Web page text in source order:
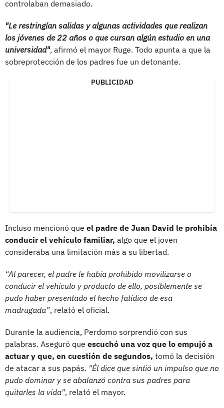
controlaban demasiado.
"Le restringían salidas y algunas actividades que realizan
los jóvenes de 22 años o que cursan algún estudio en una
universidad", afirmó el mayor Ruge. Todo apunta a que la
sobreprotección de los padres fue un detonante.
PUBLICIDAD
Incluso mencionó que el padre de Juan David le prohibía
conducir el vehículo familiar, algo que el joven
consideraba una limitación más a su libertad.
“Al parecer, el padre le había prohibido movilizarse o
conducir el vehículo y producto de ello, posiblemente se
pudo haber presentado el hecho fatídico de esa
madrugada”, relató el oficial.
Durante la audiencia, Perdomo sorprendió con sus
palabras. Aseguró que escuchó una voz que lo empujó a
actuar y que, en cuestión de segundos, tomó la decisión
de atacar a sus papás. "Él dice que sintió un impulso que no
pudo dominar y se abalanzó contra sus padres para
quitarles la vida", relató el mayor.